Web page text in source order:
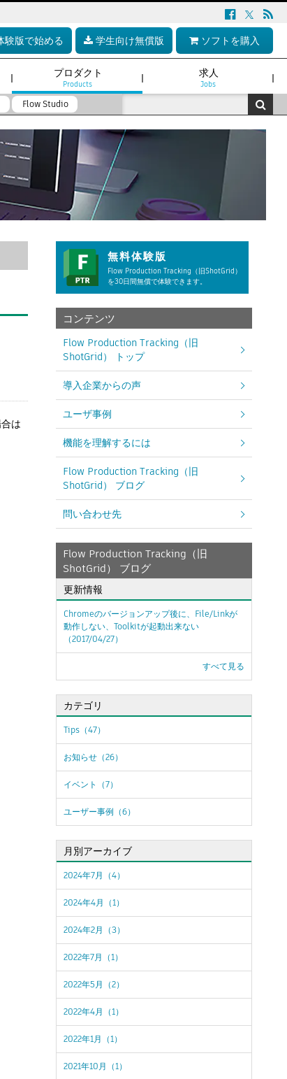
験版で始める 学生向け無償版 ソフトを購入
プロダクト
Products
求人
Jobs
Flow Studio
は
無料体験版
Flow Production Tracking（旧ShotGrid）
を30日間無償で体験できます。
コンテンツ
Flow Production Tracking（旧
ShotGrid） トップ
導入企業からの声
ユーザ事例
機能を理解するには
Flow Production Tracking（旧
ShotGrid） ブログ
問い合わせ先
Flow Production Tracking（旧
ShotGrid） ブログ
更新情報
Chromeのバージョンアップ後に、File/Linkが
動作しない、Toolkitが起動出来ない
（2017/04/27）
すべて見る
カテゴリ
Tips（47）
お知らせ（26）
イベント（7）
ユーザー事例（6）
月別アーカイブ
2024年7月（4）
2024年4月（1）
2024年2月（3）
2022年7月（1）
2022年5月（2）
2022年4月（1）
2022年1月（1）
2021年10月（1）